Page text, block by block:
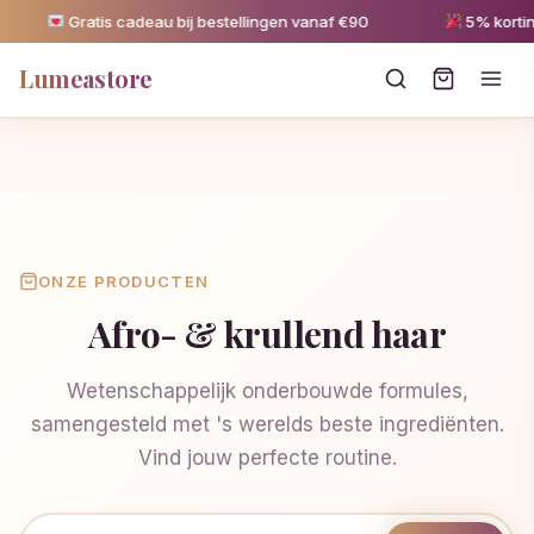
Gratis cadeau bij bestellingen vanaf €90 5% korting
Lumeastore
ONZE PRODUCTEN
Afro- & krullend haar
Wetenschappelijk onderbouwde formules,
samengesteld met 's werelds beste ingrediënten.
Vind jouw perfecte routine.